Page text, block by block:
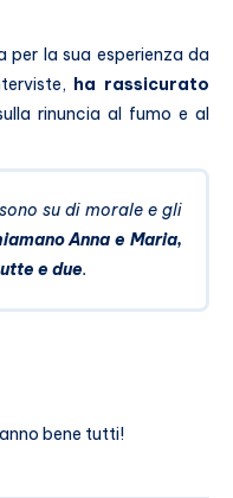
la sua esperienza da
ha rassicurato
rinuncia al fumo e al
su di morale e gli
Anna e Maria,
e due.
bene tutti!